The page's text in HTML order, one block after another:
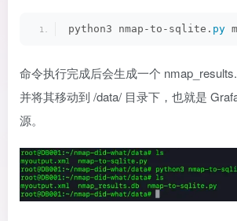
python3 nmap-to-sqlite. py
命令执行完成后会生成一个
并将其移动到 /data/ 目录下，也就是
源。